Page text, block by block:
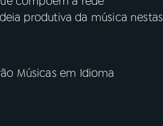
produtiva da música nestas
Músicas em Idioma